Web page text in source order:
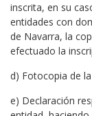
inscrita, en su
entidades con
de Navarra, la
efectuado la
d) Fotocopia de
e) Declaración